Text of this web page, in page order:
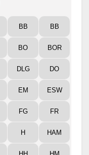
BB BB
BO BOR
DLG DO
EM ESW
FG FR
H HAM